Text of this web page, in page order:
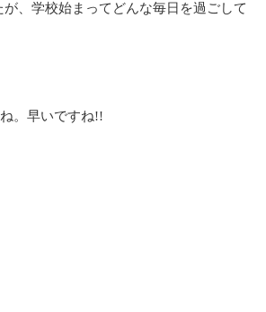
、学校始まってどんな毎日を過ごして
。早いですね!!